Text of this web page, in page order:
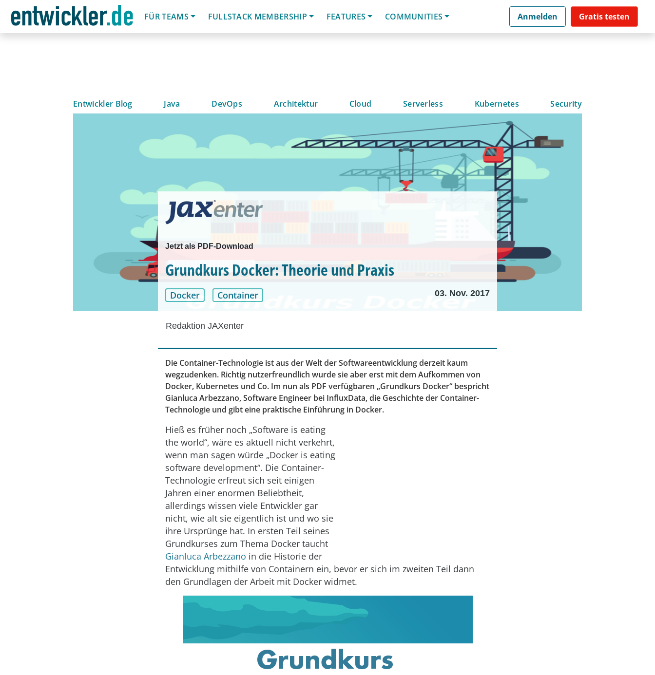
FÜR TEAMS
FULLSTACK MEMBERSHIP FEATURES COMMUNITIES Anmelden Gratis testen
Entwickler Blog Java DevOps Architektur Cloud Serverless Kubernetes Security
Jetzt als PDF-Download
Grundkurs Docker: Theorie und Praxis
Docker Container 03. Nov. 2017
Redaktion JAXenter
Die Container-Technologie ist aus der Welt der Softwareentwicklung derzeit kaum
wegzudenken. Richtig nutzerfreundlich wurde sie aber erst mit dem Aufkommen von
Docker, Kubernetes und Co. Im nun als PDF verfügbaren „Grundkurs Docker“ bespricht
Gianluca Arbezzano, Software Engineer bei InfluxData, die Geschichte der Container-
Technologie und gibt eine praktische Einführung in Docker.
Hieß es früher noch „Software is eating
the world“, wäre es aktuell nicht verkehrt,
wenn man sagen würde „Docker is eating
software development“. Die Container-
Technologie erfreut sich seit einigen
Jahren einer enormen Beliebtheit,
allerdings wissen viele Entwickler gar
nicht, wie alt sie eigentlich ist und wo sie
ihre Ursprünge hat. In ersten Teil seines
Grundkurses zum Thema Docker taucht
Gianluca Arbezzano in die Historie der
Entwicklung mithilfe von Containern ein, bevor er sich im zweiten Teil dann
den Grundlagen der Arbeit mit Docker widmet.